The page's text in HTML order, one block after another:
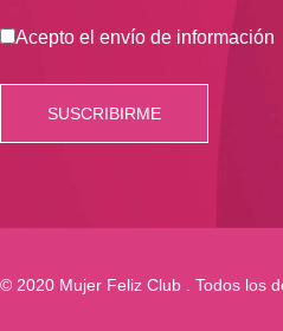
Acepto el envío de información
© 2020 Mujer Feliz Club . Todos los